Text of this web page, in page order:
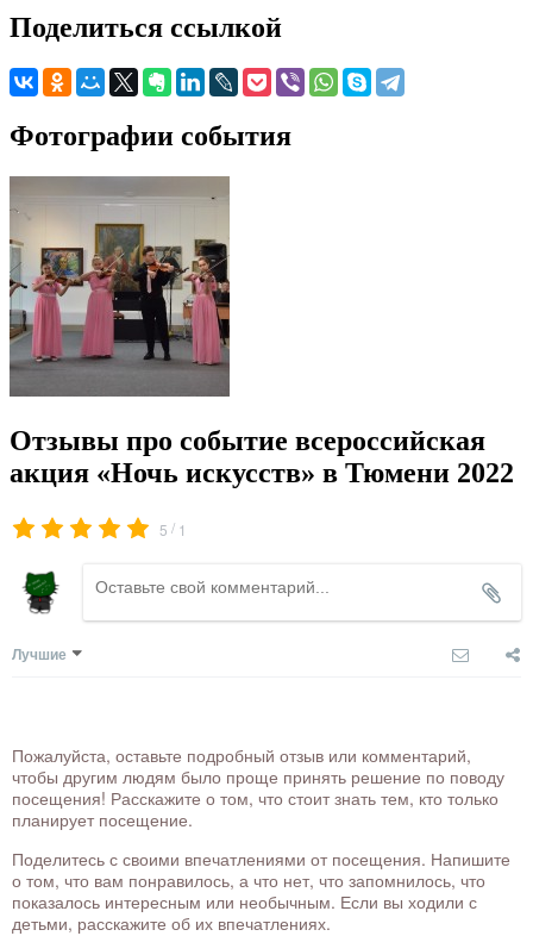
Поделиться ссылкой
Фотографии события
Отзывы про событие всероссийская
акция «Ночь искусств» в Тюмени 2022
5 / 1
Лучшие
Пожалуйста, оставьте подробный отзыв или комментарий,
чтобы другим людям было проще принять решение по поводу
посещения! Расскажите о том, что стоит знать тем, кто только
планирует посещение.
Поделитесь с своими впечатлениями от посещения. Напишите
о том, что вам понравилось, а что нет, что запомнилось, что
показалось интересным или необычным. Если вы ходили с
детьми, расскажите об их впечатлениях.